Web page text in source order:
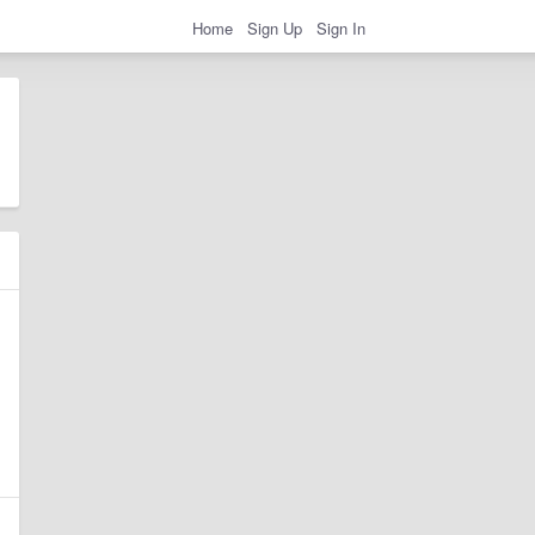
Home Sign Up Sign In